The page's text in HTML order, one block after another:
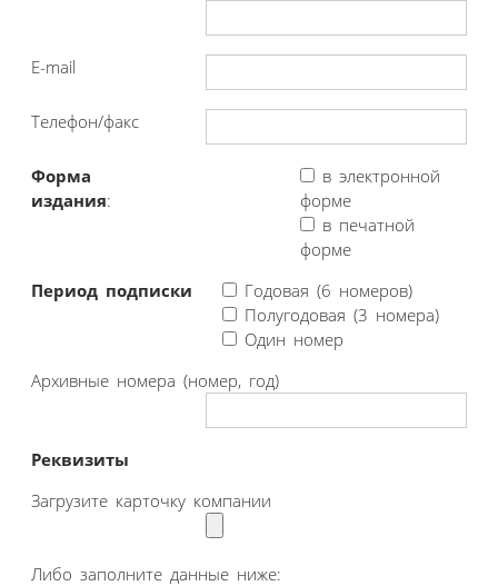
E-mail
Телефон/факс
Форма
издания:
в электронной
форме
в печатной
форме
Период подписки
Годовая (6 номеров)
Полугодовая (3 номера)
Один номер
Архивные номера (номер, год)
Реквизиты
Загрузите карточку компании
Либо заполните данные ниже: